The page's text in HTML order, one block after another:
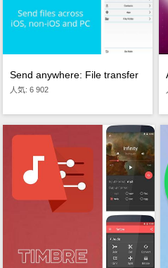
Send anywhere: File transfer
人気: 6 902